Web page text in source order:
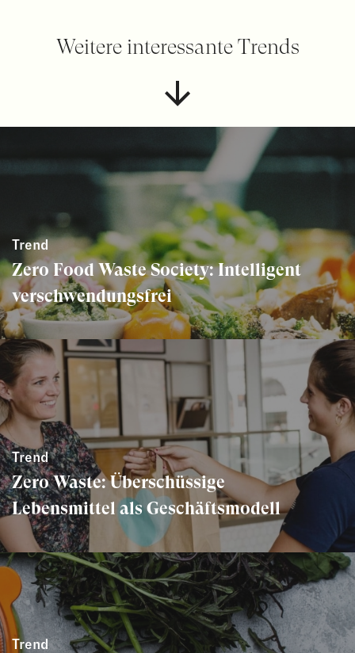
Weitere interessante Trends
Trend
Zero Food Waste Society: Intelligent
verschwendungsfrei
Trend
Zero Waste: Überschüssige
Lebensmittel als Geschäftsmodell
Trend